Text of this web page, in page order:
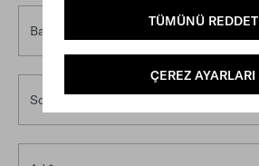
TÜMÜNÜ REDDET
ÇEREZ AYARLARI
Başlık
Soyadı*